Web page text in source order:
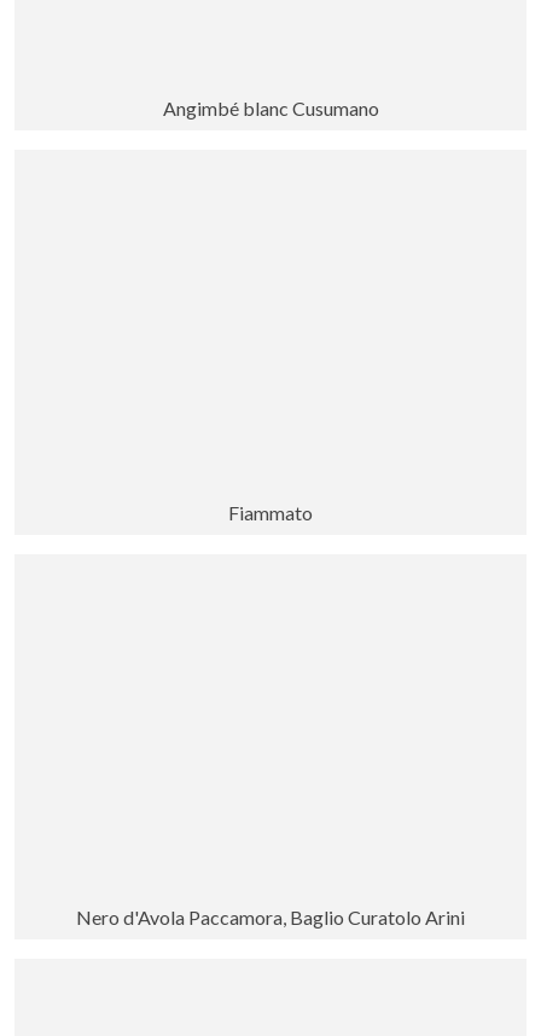
Angimbé blanc Cusumano
Fiammato
Nero d'Avola Paccamora, Baglio Curatolo Arini